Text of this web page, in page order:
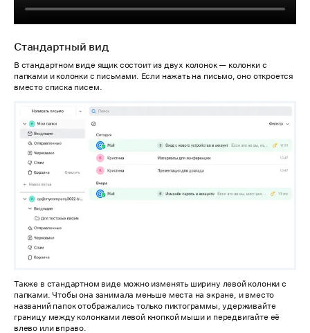
Стандартный вид
В стандартном виде ящик состоит из двух колонок — колонки с
папками и колонки с письмами. Если нажать на письмо, оно откроется
вместо списка писем.
Также в стандартном виде можно изменять ширину левой колонки с
папками. Чтобы она занимала меньше места на экране, и вместо
названий папок отображались только пиктограммы, удерживайте
границу между колонками левой кнопкой мыши и передвигайте её
влево или вправо.